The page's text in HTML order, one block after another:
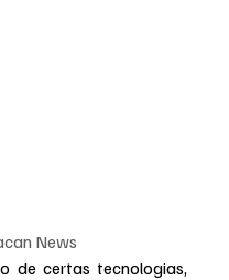
News
de certas tecnologias,